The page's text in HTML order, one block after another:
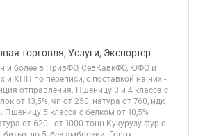
торговля, Услуги, Экспортер
и более в ПривФО, СевКавкФО, ЮФО и
и ХПП по переписи, с поставкой на них -
отправления. Пшеницу 3 и 4 класса с
от 13,5%, чп от 250, натура от 760, идк
Пшеницу 5 класса с белком от 10,5%
от 620 - от 1000 тонн Кукурузу фур с